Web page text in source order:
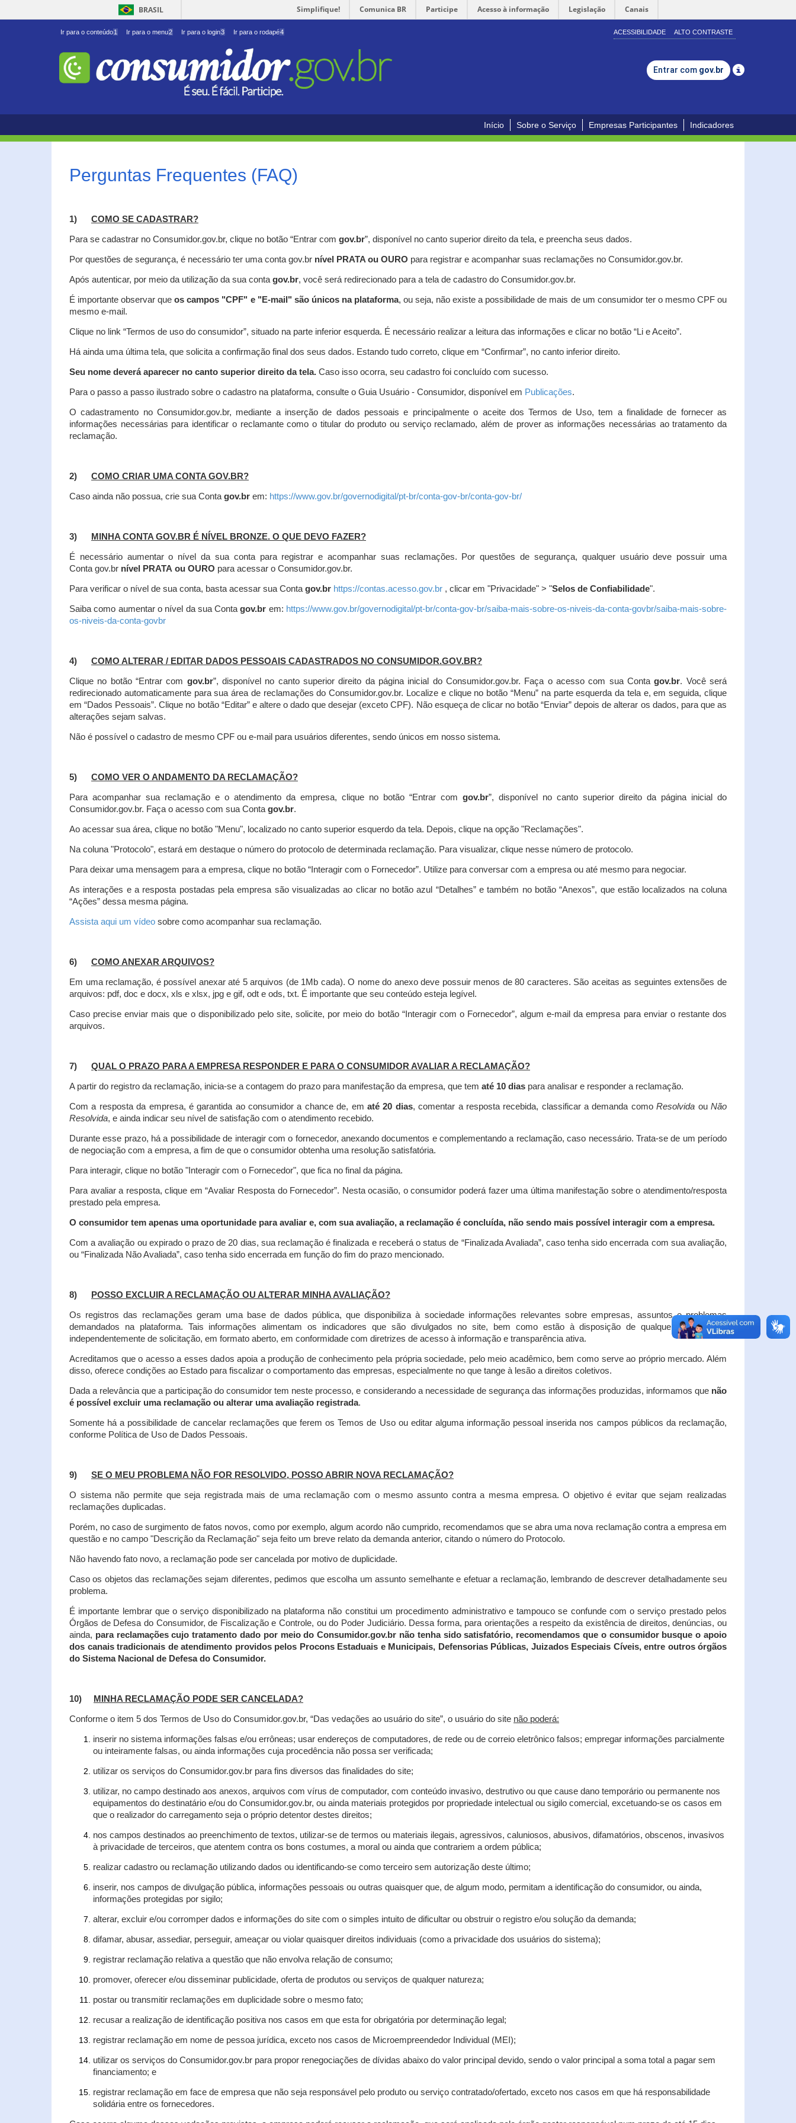
BRASIL Simplifique! Comunica BR Participe Acesso à informação Legislação Canais
Ir para o conteúdo1 Ir para o menu2 Ir para o login3 Ir para o rodapé4 ACESSIBILIDADE ALTO CONTRASTE
Entrar com gov.br
Início Sobre o Serviço Empresas Participantes Indicadores
Perguntas Frequentes (FAQ)
1) COMO SE CADASTRAR?
Para se cadastrar no Consumidor.gov.br, clique no botão “Entrar com gov.br”, disponível no canto superior direito da tela, e preencha seus dados.
Por questões de segurança, é necessário ter uma conta gov.br nível PRATA ou OURO para registrar e acompanhar suas reclamações no Consumidor.gov.br.
Após autenticar, por meio da utilização da sua conta gov.br, você será redirecionado para a tela de cadastro do Consumidor.gov.br.
É importante observar queos campos "CPF" e "E-mail" são únicos na plataforma, ou seja, não existe a possibilidade de mais de um consumidor ter o mesmo CPF ou
mesmo e-mail.
Clique no link “Termos de uso do consumidor”, situado na parte inferior esquerda. É necessário realizar a leitura das informações e clicar no botão “Li e Aceito”.
Há ainda uma última tela, que solicita a confirmação final dos seus dados. Estando tudo correto, clique em “Confirmar”, no canto inferior direito.
Seu nome deverá aparecer no canto superior direito da tela. Caso isso ocorra, seu cadastro foi concluído com sucesso.
Para o passo a passo ilustrado sobre o cadastro na plataforma, consulte o Guia Usuário - Consumidor, disponível em Publicações.
O cadastramento no Consumidor.gov.br, mediante a inserção de dados pessoais e principalmente o aceite dos Termos de Uso, tem a finalidade de fornecer as
informações necessárias para identificar o reclamante como o titular do produto ou serviço reclamado, além de prover as informações necessárias ao tratamento da
reclamação.
2) COMO CRIAR UMA CONTA GOV.BR?
Caso ainda não possua, crie sua Conta gov.br em: https://www.gov.br/governodigital/pt-br/conta-gov-br/conta-gov-br/
3) MINHA CONTA GOV.BR É NÍVEL BRONZE. O QUE DEVO FAZER?
É necessário aumentar o nível da sua conta para registrar e acompanhar suas reclamações. Por questões de segurança, qualquer usuário deve possuir uma
Conta gov.br nível PRATA ou OURO para acessar o Consumidor.gov.br.
Para verificar o nível de sua conta, basta acessar sua Conta gov.br https://contas.acesso.gov.br , clicar em "Privacidade" > "Selos de Confiabilidade".
Saiba como aumentar o nível da sua Contagov.br em: https://www.gov.br/governodigital/pt-br/conta-gov-br/saiba-mais-sobre-os-niveis-da-conta-govbr/saiba-mais-sobre-
os-niveis-da-conta-govbr
4) COMO ALTERAR / EDITAR DADOS PESSOAIS CADASTRADOS NO CONSUMIDOR.GOV.BR?
Clique no botão “Entrar com gov.br”, disponível no canto superior direito da página inicial do Consumidor.gov.br. Faça o acesso com sua Contagov.br. Você será
redirecionado automaticamente para sua área de reclamações do Consumidor.gov.br. Localize e clique no botão “Menu” na parte esquerda da tela e, em seguida, clique
em “Dados Pessoais”.Clique no botão “Editar” e altere o dado que desejar (exceto CPF). Não esqueça de clicar no botão “Enviar” depois de alterar os dados, para que as
alterações sejam salvas.
Não é possível o cadastro de mesmo CPF ou e-mail para usuários diferentes, sendo únicos em nosso sistema.
5) COMO VER O ANDAMENTO DA RECLAMAÇÃO?
Para acompanhar sua reclamação e o atendimento da empresa, clique no botão “Entrar com gov.br”, disponível no canto superior direito da página inicial do
Consumidor.gov.br. Faça o acesso com sua Conta gov.br.
Ao acessar sua área, clique no botão "Menu", localizado no canto superior esquerdo da tela. Depois, clique na opção "Reclamações".
Na coluna "Protocolo", estará em destaque o número do protocolo de determinada reclamação. Para visualizar, clique nesse número de protocolo.
Para deixar uma mensagem para a empresa, clique no botão “Interagir com o Fornecedor”. Utilize para conversar com a empresa ou até mesmo para negociar.
As interações e a resposta postadas pela empresa são visualizadas ao clicar no botão azul “Detalhes” e também no botão “Anexos”, que estão localizados na coluna
“Ações” dessa mesma página.
Assista aqui um vídeo sobre como acompanhar sua reclamação.
6) COMO ANEXAR ARQUIVOS?
Em uma reclamação, é possível anexar até 5 arquivos (de 1Mb cada). O nome do anexo deve possuir menos de 80 caracteres. São aceitas as seguintes extensões de
arquivos: pdf, doc e docx, xls e xlsx, jpg e gif, odt e ods, txt. É importante que seu conteúdo esteja legível.
Caso precise enviar mais que o disponibilizado pelo site, solicite, por meio do botão “Interagir com o Fornecedor”, algum e-mail da empresa para enviar o restante dos
arquivos.
7) QUAL O PRAZO PARA A EMPRESA RESPONDER E PARA O CONSUMIDOR AVALIAR A RECLAMAÇÃO?
A partir do registro da reclamação, inicia-se a contagem do prazo para manifestação da empresa, que tem até 10 dias para analisar e responder a reclamação.
Com a resposta da empresa, é garantida ao consumidor a chance de, em até 20 dias, comentar a resposta recebida, classificar a demanda comoResolvida ouNão
Resolvida, e ainda indicar seu nível de satisfação com o atendimento recebido.
Durante esse prazo, há a possibilidade de interagir com o fornecedor, anexando documentos e complementando a reclamação, caso necessário. Trata-se de um período
de negociação com a empresa, a fim de que o consumidor obtenha uma resolução satisfatória.
Para interagir, clique no botão "Interagir com o Fornecedor", que fica no final da página.
Para avaliar a resposta, clique em “Avaliar Resposta do Fornecedor”. Nesta ocasião, o consumidor poderá fazer uma última manifestação sobre o atendimento/resposta
prestado pela empresa.
O consumidor tem apenas uma oportunidade para avaliar e, com sua avaliação, a reclamação é concluída, não sendo mais possível interagir com a empresa.
Com a avaliação ou expirado o prazo de 20 dias, sua reclamação é finalizada e receberá o status de “Finalizada Avaliada”, caso tenha sido encerrada com sua avaliação,
ou “Finalizada Não Avaliada”, caso tenha sido encerrada em função do fim do prazo mencionado.
8) POSSO EXCLUIR A RECLAMAÇÃO OU ALTERAR MINHA AVALIAÇÃO?
Os registros das reclamações geram uma base de dados pública, que disponibiliza à sociedade informações relevantes sobre empresas, assuntos e problemas
demandados na plataforma. Tais informações alimentam os indicadores que são divulgados no site, bem como estão à disposição de qualquer interessado,
independentemente de solicitação, em formato aberto, em conformidade com diretrizes de acesso à informação e transparência ativa.
Acreditamos que o acesso a esses dados apoia a produção de conhecimento pela própria sociedade, pelo meio acadêmico, bem como serve ao próprio mercado. Além
disso, oferece condições ao Estado para fiscalizar o comportamento das empresas, especialmente no que tange à lesão a direitos coletivos.
Dada a relevância que a participação do consumidor tem neste processo, e considerando a necessidade de segurança das informações produzidas, informamos que não
é possível excluir uma reclamação ou alterar uma avaliação registrada.
Somente há a possibilidade de cancelar reclamações que ferem os Temos de Uso ou editar alguma informação pessoal inserida nos campos públicos da reclamação,
conforme Política de Uso de Dados Pessoais.
9) SE O MEU PROBLEMA NÃO FOR RESOLVIDO, POSSO ABRIR NOVA RECLAMAÇÃO?
O sistema não permite que seja registrada mais de uma reclamação com o mesmo assunto contra a mesma empresa. O objetivo é evitar que sejam realizadas
reclamações duplicadas.
Porém, no caso de surgimento de fatos novos, como por exemplo, algum acordo não cumprido, recomendamos que se abra uma nova reclamação contra a empresa em
questão e no campo "Descrição da Reclamação" seja feito um breve relato da demanda anterior, citando o número do Protocolo.
Não havendo fato novo, a reclamação pode ser cancelada por motivo de duplicidade.
Caso os objetos das reclamações sejam diferentes, pedimos que escolha um assunto semelhante e efetuar a reclamação, lembrando de descrever detalhadamente seu
problema.
É importante lembrar que o serviço disponibilizado na plataforma não constitui um procedimento administrativo e tampouco se confunde com o serviço prestado pelos
Órgãos de Defesa do Consumidor, de Fiscalização e Controle, ou do Poder Judiciário. Dessa forma, para orientações a respeito da existência de direitos, denúncias, ou
ainda, para reclamações cujo tratamento dado por meio do Consumidor.gov.br não tenha sido satisfatório, recomendamos que o consumidor busque o apoio
dos canais tradicionais de atendimento providos pelos Procons Estaduais e Municipais, Defensorias Públicas, Juizados Especiais Cíveis, entre outros órgãos
do Sistema Nacional de Defesa do Consumidor.
10) MINHA RECLAMAÇÃO PODE SER CANCELADA?
Conforme o item 5 dos Termos de Uso do Consumidor.gov.br, “Das vedações ao usuário do site”, o usuário do site não poderá:
inserir no sistema informações falsas e/ou errôneas; usar endereços de computadores, de rede ou de correio eletrônico falsos; empregar informações parcialmente
ou inteiramente falsas, ou ainda informações cuja procedência não possa ser verificada;
utilizar os serviços do Consumidor.gov.br para fins diversos das finalidades do site;
utilizar, no campo destinado aos anexos, arquivos com vírus de computador, com conteúdo invasivo, destrutivo ou que cause dano temporário ou permanente nos
equipamentos do destinatário e/ou do Consumidor.gov.br, ou ainda materiais protegidos por propriedade intelectual ou sigilo comercial, excetuando-se os casos em
que o realizador do carregamento seja o próprio detentor destes direitos;
nos campos destinados ao preenchimento de textos, utilizar-se de termos ou materiais ilegais, agressivos, caluniosos, abusivos, difamatórios, obscenos, invasivos
à privacidade de terceiros, que atentem contra os bons costumes, a moral ou ainda que contrariem a ordem pública;
realizar cadastro ou reclamação utilizando dados ou identificando-se como terceiro sem autorização deste último;
inserir, nos campos de divulgação pública, informações pessoais ou outras quaisquer que, de algum modo, permitam a identificação do consumidor, ou ainda,
informações protegidas por sigilo;
alterar, excluir e/ou corromper dados e informações do site com o simples intuito de dificultar ou obstruir o registro e/ou solução da demanda;
difamar, abusar, assediar, perseguir, ameaçar ou violar quaisquer direitos individuais (como a privacidade dos usuários do sistema);
registrar reclamação relativa a questão que não envolva relação de consumo;
promover, oferecer e/ou disseminar publicidade, oferta de produtos ou serviços de qualquer natureza;
postar ou transmitir reclamações em duplicidade sobre o mesmo fato;
recusar a realização de identificação positiva nos casos em que esta for obrigatória por determinação legal;
registrar reclamação em nome de pessoa jurídica, exceto nos casos de Microempreendedor Individual (MEI);
utilizar os serviços do Consumidor.gov.br para propor renegociações de dívidas abaixo do valor principal devido, sendo o valor principal a soma total a pagar sem
financiamento; e
registrar reclamação em face de empresa que não seja responsável pelo produto ou serviço contratado/ofertado, exceto nos casos em que há responsabilidade
solidária entre os fornecedores.